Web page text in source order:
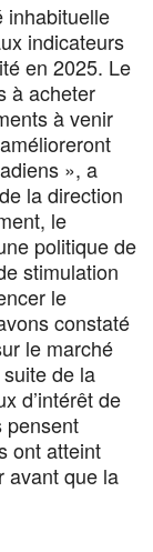
inhabituelle
indicateurs
en 2025. Le
à acheter
à venir
», a
la direction
le
politique de
stimulation
le
constaté
le marché
de la
d’intérêt de
pensent
ont atteint
avant que la